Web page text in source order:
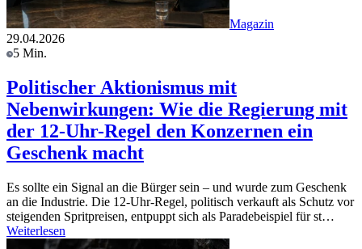
Magazin
29.04.2026
5 Min.
Politischer Aktionismus mit
Nebenwirkungen: Wie die Regierung mit
der 12-Uhr-Regel den Konzernen ein
Geschenk macht
Es sollte ein Signal an die Bürger sein – und wurde zum Geschenk
an die Industrie. Die 12-Uhr-Regel, politisch verkauft als Schutz vor
steigenden Spritpreisen, entpuppt sich als Paradebeispiel für st…
Weiterlesen